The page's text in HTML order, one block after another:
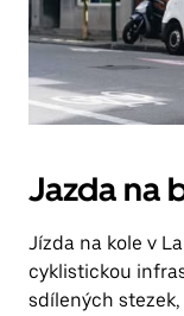
Jazda na
Jízda na kole v
cyklistickou
sdílených